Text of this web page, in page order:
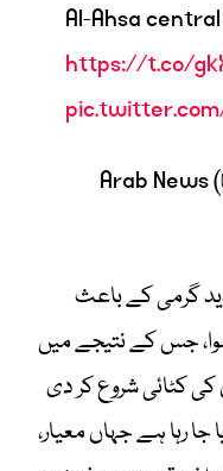
Al-Ahsa
https://t.co/
گرمی کے باعث
جس کے نتیجے میں
کٹائی شروع کر دی
جا رہا ہے جہاں معیار،